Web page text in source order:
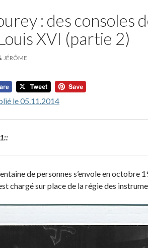
: des consoles
XVI (partie 2)
JÉRÔME
le 05.11.2014
de personnes s’envole en
chargé sur place de la régie des